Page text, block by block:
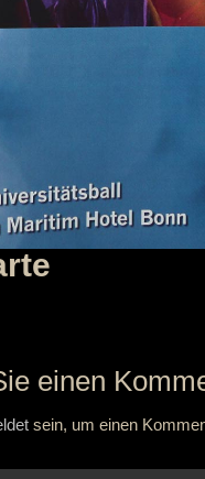
einen
sein, um einen